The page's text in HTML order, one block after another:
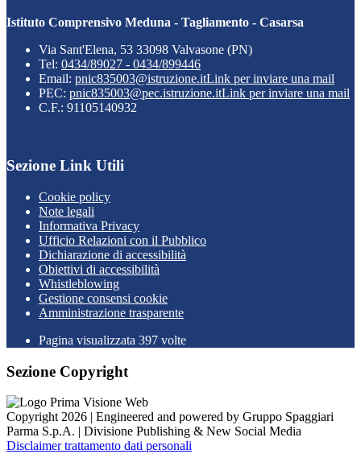
Istituto Comprensivo Meduna - Tagliamento - Casarsa
Via Sant'Elena, 53 33098 Valvasone (PN)
Tel: 0434/89027 - 0434/899446
Email: pnic835003@istruzione.itLink per inviare una mail
PEC: pnic835003@pec.istruzione.itLink per inviare una mail
C.F.: 91105140932
Sezione Link Utili
Cookie policy
Note legali
Informativa Privacy
Ufficio Relazioni con il Pubblico
Dichiarazione di accessibilità
Obiettivi di accessibilità
Whistleblowing
Gestione consensi cookie
Amministrazione trasparente
Pagina visualizzata 397 volte
Sezione Copyright
Copyright 2026 | Engineered and powered by Gruppo Spaggiari
Parma S.p.A. | Divisione Publishing & New Social Media
Disclaimer trattamento dati personali